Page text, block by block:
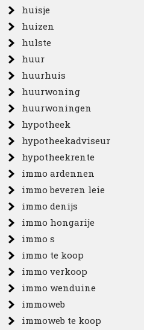
huisje
huizen
hulste
huur
huurhuis
huurwoning
huurwoningen
hypotheek
hypotheekadviseur
hypotheekrente
immo ardennen
immo beveren leie
immo denijs
immo hongarije
immo s
immo te koop
immo verkoop
immo wenduine
immoweb
immoweb te koop